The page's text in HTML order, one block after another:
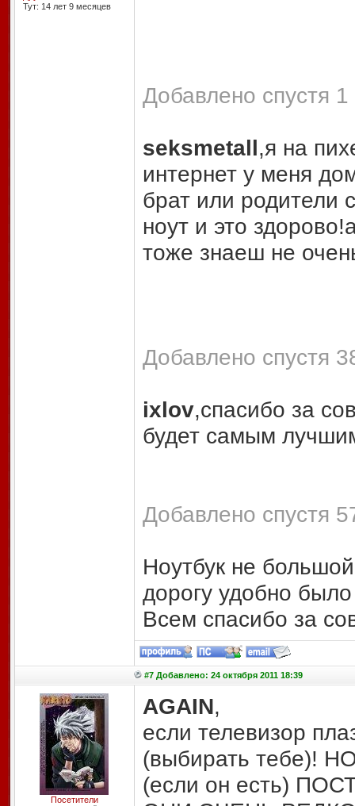
Тут: 14 лет 9 месяцев
Добавлено спустя
seksmetall,я на
интернет у меня
брат или родители
ноут и это
тоже знаеш не
Добавлено спустя
ixlov,спасибо за
будет самым
Добавлено спустя
Ноутбук не
дорогу удобно
Всем спасибо за
#7 Добавлено: 24 октября 2011 18:39
Посетители
AGAIN,
если телевизор
(выбирать тебе)!
(если он есть)